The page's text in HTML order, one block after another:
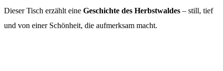
Dieser Tisch erzählt eine Geschichte des Herbstwaldes – still, tief
und von einer Schönheit, die aufmerksam macht.